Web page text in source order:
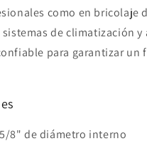
como en bricolaje
de climatización
para garantizar
8" de diámetro interno